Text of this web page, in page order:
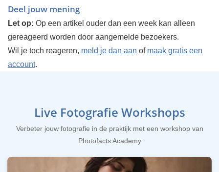
Deel jouw mening
Let op: Op een artikel ouder dan een week kan alleen
gereageerd worden door aangemelde bezoekers.
Wil je toch reageren, meld je dan aan of maak gratis een
account.
Live Fotografie Workshops
Verbeter jouw fotografie in de praktijk met een workshop van
Photofacts Academy